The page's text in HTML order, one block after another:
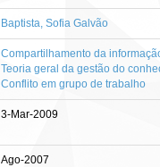
Baptista, Sofia Galvão
Compartilhamento da
Teoria geral da gestão do
Conflito em grupo de trabalho
3-Mar-2009
Ago-2007